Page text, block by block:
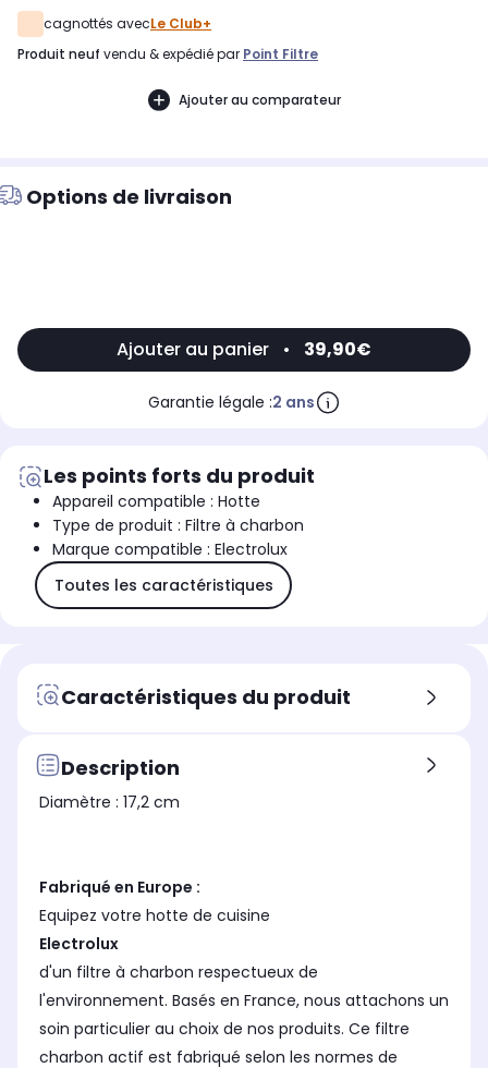
cagnottés avecLe Club+
produit neuf vendu & expédié par Point Filtre
Ajouter au comparateur
Options de livraison
Ajouter au panier • 39,90€
Garantie légale :2 ans
Les points forts du produit
Appareil compatible : Hotte
Type de produit : Filtre à charbon
Marque compatible : Electrolux
Toutes les caractéristiques
Caractéristiques du produit
Description
Diamètre : 17,2 cm
Fabriqué en Europe :
Equipez votre hotte de cuisine
Electrolux
d'un filtre à charbon respectueux de
l'environnement. Basés en France, nous attachons un
soin particulier au choix de nos produits. Ce filtre
charbon actif est fabriqué selon les normes de